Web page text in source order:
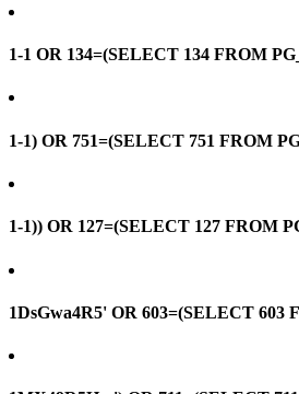
1-1 OR 134=(SELECT 134 FROM
1-1) OR 751=(SELECT 751 FROM
1-1)) OR 127=(SELECT 127 FROM
1DsGwa4R5' OR 603=(SELECT 603